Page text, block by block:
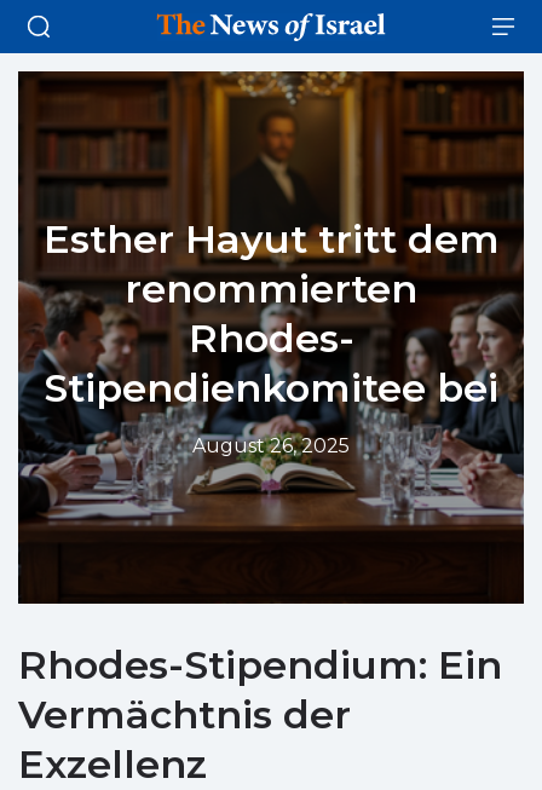
Esther Hayut tritt dem
renommierten
Rhodes-
Stipendienkomitee bei
August 26, 2025
Rhodes-Stipendium: Ein
Vermächtnis der
Exzellenz